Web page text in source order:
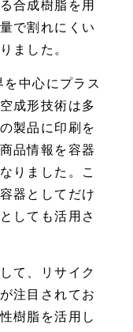
合成樹脂を用
で割れにくい
ました。
中心にプラス
成形技術は多
製品に印刷を
品情報を容器
りました。こ
器としてだけ
しても活用さ
て、リサイク
注目されてお
樹脂を活用し